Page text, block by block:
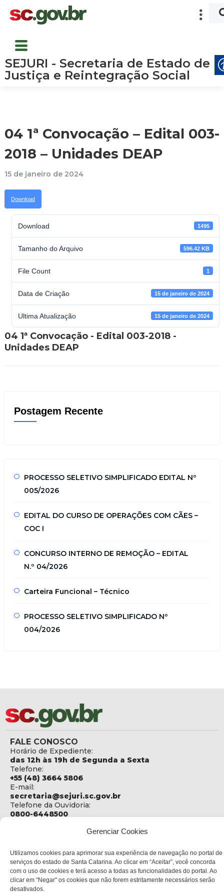
Gerenciar Cookies
Utilizamos cookies para aprimorar sua experiência de navegação no portal de
serviços do estado de Santa Catarina. Ao clicar em “Aceitar”, você concorda
com o uso de cookies e terá acesso a todas as funcionalidades do portal. Ao
clicar em "Negar" os cookies que não forem estritamente necessários serão
desativados.
SEJURI - Secretaria de Estado de
Justiça e Reintegração Social
04 1ª Convocação – Edital 003-
2018 – Unidades DEAP
15 de janeiro de 2024
Download
Download 1495
Tamanho do Arquivo 596.42 KB
File Count 1
Data de Criação 15 de janeiro de 2024
Ultima Atualização 15 de janeiro de 2024
04 1ª Convocação - Edital 003-2018 -
Unidades DEAP
Postagem Recente
PROCESSO SELETIVO SIMPLIFICADO EDITAL Nº
005/2026
EDITAL DO CURSO DE OPERAÇÕES COM CÃES –
COC I
CONCURSO INTERNO DE REMOÇÃO – EDITAL
N.º 04/2026
Carteira Funcional – Técnico
PROCESSO SELETIVO SIMPLIFICADO Nº
004/2026
FALE CONOSCO
Horário de Expediente:
das 12h às 19h de Segunda a Sexta
Telefone:
+55 (48) 3664 5806
E-mail:
secretaria@sejuri.sc.gov.br
Telefone da Ouvidoria:
0800-6448500
Social
Rua Fúlvio Aducci, 1214 - Loja 06
Bairro:
Estreito - Florianópolis - SC